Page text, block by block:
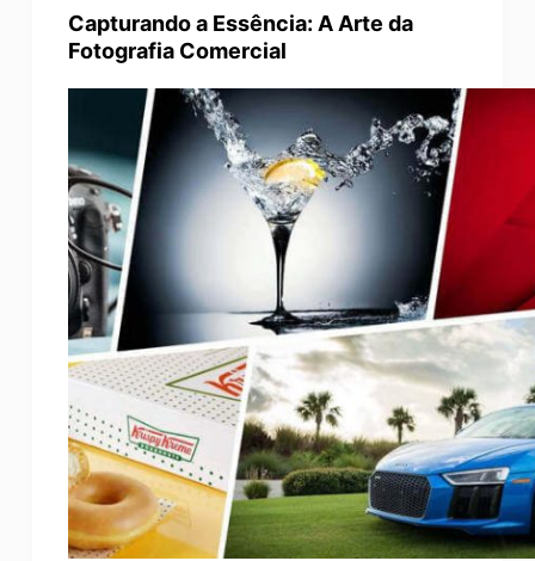
Capturando a Essência: A Arte da
Fotografia Comercial